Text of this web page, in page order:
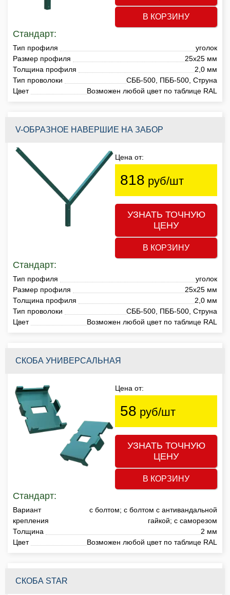
В КОРЗИНУ
Стандарт:
Тип профиля
уголок
Размер профиля
25х25 мм
Толщина профиля
2,0 мм
Тип проволоки
СББ-500, ПББ-500, Струна
Цвет
Возможен любой цвет по таблице RAL
V-ОБРАЗНОЕ НАВЕРШИЕ НА ЗАБОР
Цена от:
818 руб/шт
УЗНАТЬ ТОЧНУЮ
ЦЕНУ
В КОРЗИНУ
Стандарт:
Тип профиля
уголок
Размер профиля
25х25 мм
Толщина профиля
2,0 мм
Тип проволоки
СББ-500, ПББ-500, Струна
Цвет
Возможен любой цвет по таблице RAL
СКОБА УНИВЕРСАЛЬНАЯ
Цена от:
58 руб/шт
УЗНАТЬ ТОЧНУЮ
ЦЕНУ
В КОРЗИНУ
Стандарт:
Вариант
крепления
с болтом; с болтом с антивандальной
гайкой; с саморезом
Толщина
2 мм
Цвет
Возможен любой цвет по таблице RAL
СКОБА STAR